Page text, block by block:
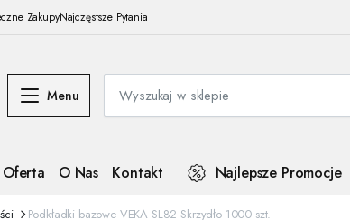
ZakupyNajczęstsze Pytania
Menu
Oferta O Nas Kontakt Najlepsze Promocje
Podkładki bazowe VEKA SL82 Skrzydło 1000 szt.